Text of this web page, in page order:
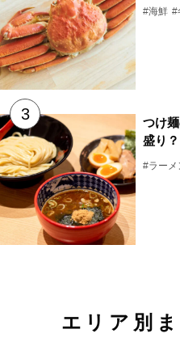
#海鮮 #
つけ
盛り
#ラーメ
エリア別